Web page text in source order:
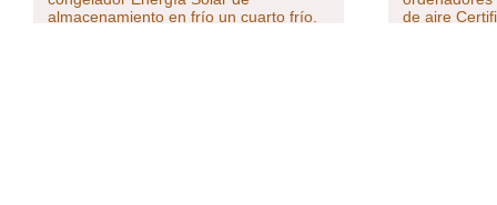
almacenamiento en frío un cuarto frío.
de aire